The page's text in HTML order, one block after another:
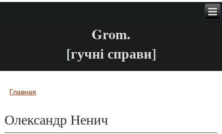
Grom.
[гучні справи]
Вы здесь
Главная
Олександр Ненич